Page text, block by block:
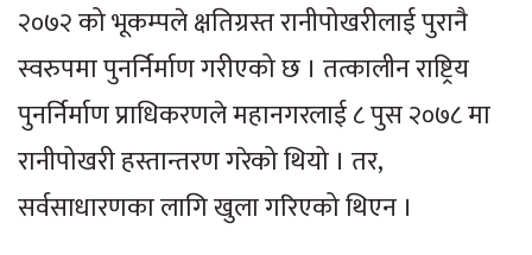
२०७२ को भूकम्पले क्षतिग्रस्त रानीपोखरीलाई पुरानै
स्वरुपमा पुनर्निर्माण गरीएको छ । तत्कालीन राष्ट्रिय
पुनर्निर्माण प्राधिकरणले महानगरलाई ८ पुस २०७८ मा
रानीपोखरी हस्तान्तरण गरेको थियो । तर,
सर्वसाधारणका लागि खुला गरिएको थिएन ।